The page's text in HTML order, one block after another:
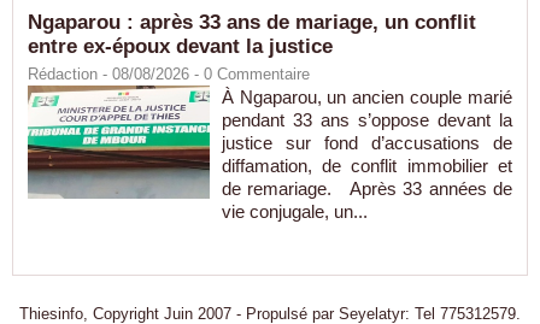
Ngaparou : après 33 ans de mariage, un conflit
entre ex-époux devant la justice
Rédaction - 08/08/2026 - 0 Commentaire
À Ngaparou, un ancien couple marié
pendant 33 ans s’oppose devant la
justice sur fond d’accusations de
diffamation, de conflit immobilier et
de remariage. Après 33 années de
vie conjugale, un...
Thiesinfo, Copyright Juin 2007 - Propulsé par Seyelatyr: Tel 775312579.